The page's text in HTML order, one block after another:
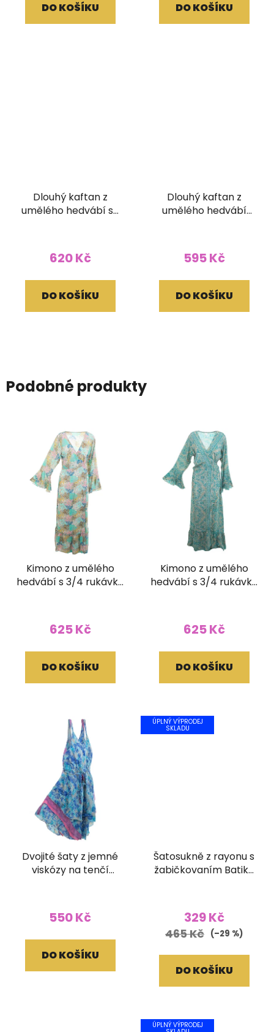
DO KOŠÍKU DO KOŠÍKU
Dlouhý kaftan z
umělého hedvábí se
620 Kč
DO KOŠÍKU
Dlouhý kaftan z
umělého hedvábí
595 Kč
DO KOŠÍKU
Podobné produkty
Kimono z umělého
hedvábí s 3/4 rukávky
625 Kč
DO KOŠÍKU
Kimono z umělého
hedvábí s 3/4 rukávky
625 Kč
DO KOŠÍKU
Dvojité šaty z jemné
viskózy na tenčí
550 Kč
DO KOŠÍKU
ÚPLNÝ VÝPRODEJ
SKLADU
Šatosukně z rayonu s
žabičkovaním Batika
329 Kč
465 Kč (–29 %)
DO KOŠÍKU
ÚPLNÝ VÝPRODEJ